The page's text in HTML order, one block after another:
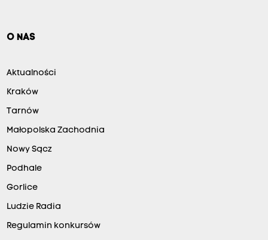
O NAS
Aktualności
Kraków
Tarnów
Małopolska Zachodnia
Nowy Sącz
Podhale
Gorlice
Ludzie Radia
Regulamin konkursów